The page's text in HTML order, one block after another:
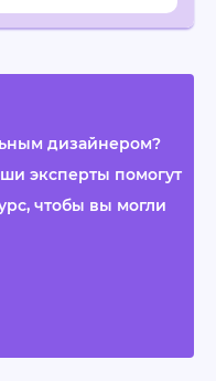
дизайнером?
эксперты помогут
чтобы вы могли